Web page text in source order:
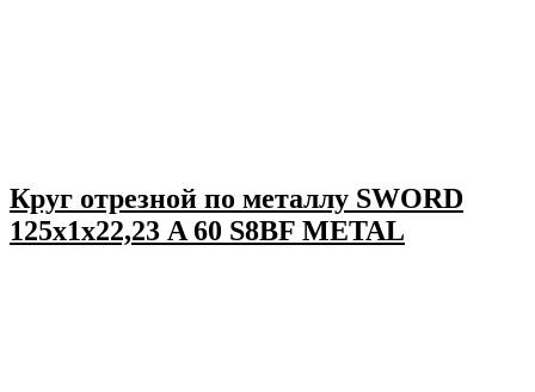
Круг отрезной по металлу SWORD
125х1х22,23 A 60 S8BF METAL